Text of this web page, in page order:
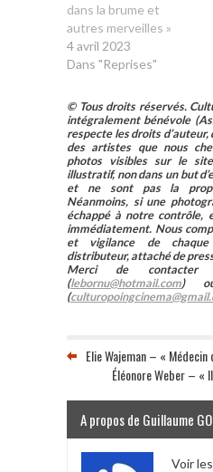
dans la brume et
autres merveilles »
4 avril 2023
Dans "Reprises"
© Tous droits réservés.
intégralement bénévole
respecte les droits
des artistes que nous
photos visibles sur le
illustratif, non dans un but
et ne sont pas la
Néanmoins, si une
échappé à notre contrôle,
immédiatement. Nous
et vigilance de
distributeur, attaché de
Merci de contacter
(lebornu@hotmail.com) ou
(
Elie Wajeman – « Médecin
Éléonore Weber – «
A propos de Guillaume
Voir